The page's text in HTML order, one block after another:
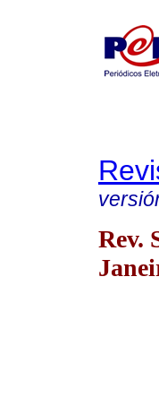
Rev.